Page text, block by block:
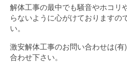
解体工事の最中でも騒音やホコリ
らないように心がけておりますの
い。
激安解体工事のお問い合わせは(
合わせ下さい。